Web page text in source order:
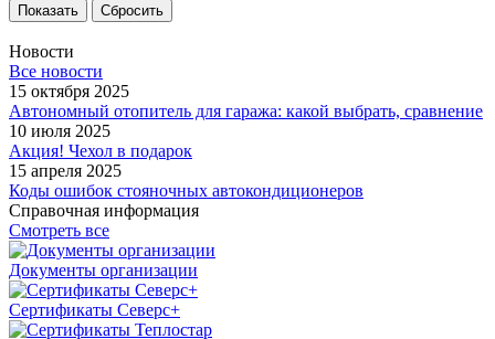
Сбросить
Новости
Все новости
15 октября 2025
Автономный отопитель для гаража: какой выбрать, сравнение
10 июля 2025
Акция! Чехол в подарок
15 апреля 2025
Коды ошибок стояночных автокондиционеров
Справочная информация
Смотреть все
Документы организации
Сертификаты Северс+